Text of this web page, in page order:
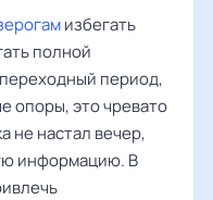
избегать
полной
период,
опоры, это чревато
не настал вечер,
информацию. В